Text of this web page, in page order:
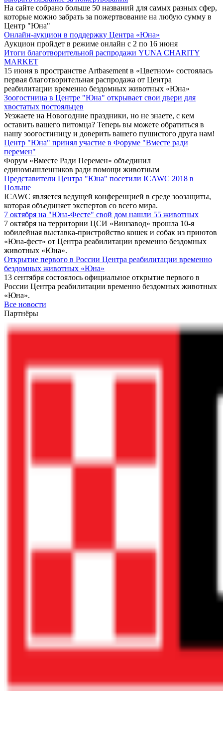
На сайте собрано больше 50 названий для самых разных сфер,
которые можно забрать за пожертвование на любую сумму в
Центр "Юна"
Онлайн-аукцион в поддержку Центра «Юна»
Аукцион пройдет в режиме онлайн с 2 по 16 июня
Итоги благотворительной распродажи YUNA CHARITY
MARKET
15 июня в пространстве Artbasement в «Цветном» состоялась
первая благотворительная распродажа от Центра
реабилитации временно бездомных животных «Юна»
Зоогостница в Центре "Юна" открывает свои двери для
хвостатых постояльцев
Уезжаете на Новогодние праздники, но не знаете, с кем
оставить вашего питомца? Теперь вы можете обратиться в
нашу зоогостиницу и доверить вашего пушистого друга нам!
Центр "Юна" принял участие в Форуме "Вместе ради
перемен"
Форум «Вместе Ради Перемен» объединил
единомышленников ради помощи животным
Представители Центра "Юна" посетили ICAWC 2018 в
Польше
ICAWC является ведущей конференцией в среде зоозащиты,
которая объединяет экспертов со всего мира.
7 октября на "Юна-Фесте" свой дом нашли 55 животных
7 октября на территории ЦСИ «Винзавод» прошла 10-я
юбилейная выставка-пристройство кошек и собак из приютов
«Юна-фест» от Центра реабилитации временно бездомных
животных «Юна».
Открытие первого в России Центра реабилитации временно
бездомных животных «Юна»
13 сентября состоялось официальное открытие первого в
России Центра реабилитации временно бездомных животных
«Юна».
Все новости
Партнёры